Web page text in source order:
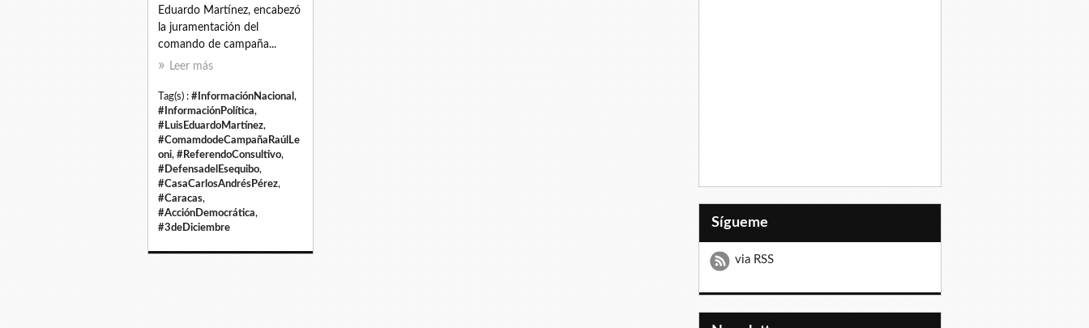
Eduardo Martínez, encabezó
la juramentación del
comando de campaña...
Leer más
Tag(s) : #InformaciónNacional ,
#InformaciónPolítica,
#LuisEduardoMartínez,
#ComamdodeCampañaRaúlLe
oni, #ReferendoConsultivo,
#DefensadelEsequibo,
#CasaCarlosAndrésPérez,
#Caracas,
#AcciónDemocrática,
#3deDiciembre
Sígueme
via RSS